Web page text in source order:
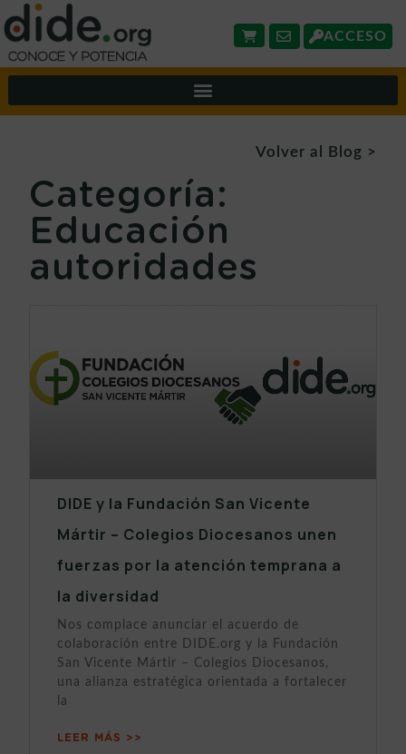
ACCESO
Volver al Blog >
Categoría:
Educación
autoridades
DIDE y la Fundación San Vicente
Mártir – Colegios Diocesanos unen
fuerzas por la atención temprana a
la diversidad
Nos complace anunciar el acuerdo de
colaboración entre DIDE.org y la Fundación
San Vicente Mártir – Colegios Diocesanos,
una alianza estratégica orientada a fortalecer
la
LEER MÁS >>